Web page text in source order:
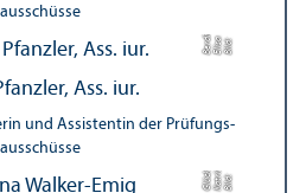
ausschüsse
Bil
d:
Eli
s
a
B
e
r
dic
a
Ass. iur.
und Assistentin der Prüfungs­
ausschüsse
Bil
d:
K
a
t
ri
nGl
ü
c
kle
r